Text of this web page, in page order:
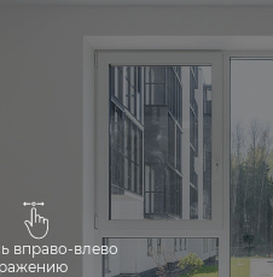
вправо-влево